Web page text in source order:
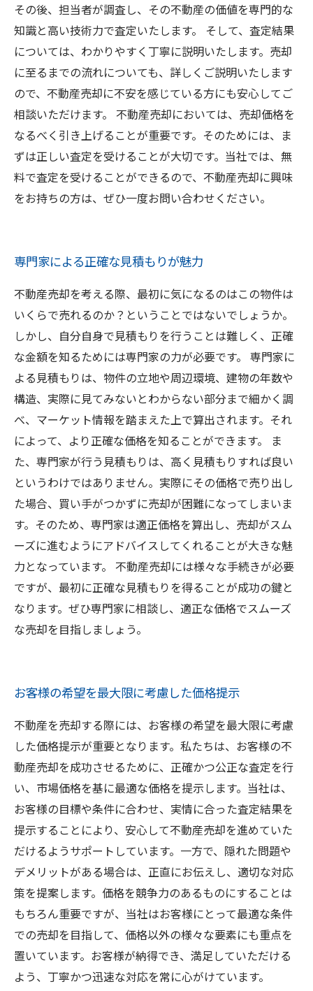
その後、担当者が調査し、その不動産の価値を専門的な
知識と高い技術力で査定いたします。 そして、査定結果
については、わかりやすく丁寧に説明いたします。売却
に至るまでの流れについても、詳しくご説明いたします
ので、不動産売却に不安を感じている方にも安心してご
相談いただけます。 不動産売却においては、売却価格を
なるべく引き上げることが重要です。そのためには、ま
ずは正しい査定を受けることが大切です。当社では、無
料で査定を受けることができるので、不動産売却に興味
をお持ちの方は、ぜひ一度お問い合わせください。
専門家による正確な見積もりが魅力
不動産売却を考える際、最初に気になるのはこの物件は
いくらで売れるのか？ということではないでしょうか。
しかし、自分自身で見積もりを行うことは難しく、正確
な金額を知るためには専門家の力が必要です。 専門家に
よる見積もりは、物件の立地や周辺環境、建物の年数や
構造、実際に見てみないとわからない部分まで細かく調
べ、マーケット情報を踏まえた上で算出されます。それ
によって、より正確な価格を知ることができます。 ま
た、専門家が行う見積もりは、高く見積もりすれば良い
というわけではありません。実際にその価格で売り出し
た場合、買い手がつかずに売却が困難になってしまいま
す。そのため、専門家は適正価格を算出し、売却がスム
ーズに進むようにアドバイスしてくれることが大きな魅
力となっています。 不動産売却には様々な手続きが必要
ですが、最初に正確な見積もりを得ることが成功の鍵と
なります。ぜひ専門家に相談し、適正な価格でスムーズ
な売却を目指しましょう。
お客様の希望を最大限に考慮した価格提示
不動産を売却する際には、お客様の希望を最大限に考慮
した価格提示が重要となります。私たちは、お客様の不
動産売却を成功させるために、正確かつ公正な査定を行
い、市場価格を基に最適な価格を提示します。当社は、
お客様の目標や条件に合わせ、実情に合った査定結果を
提示することにより、安心して不動産売却を進めていた
だけるようサポートしています。一方で、隠れた問題や
デメリットがある場合は、正直にお伝えし、適切な対応
策を提案します。価格を競争力のあるものにすることは
もちろん重要ですが、当社はお客様にとって最適な条件
での売却を目指して、価格以外の様々な要素にも重点を
置いています。お客様が納得でき、満足していただける
よう、丁寧かつ迅速な対応を常に心がけています。